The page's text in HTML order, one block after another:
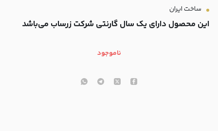
ساخت ایران
این محصول دارای یک سال گارنتی شرکت زرساب می‎‌باشد
ناموجود